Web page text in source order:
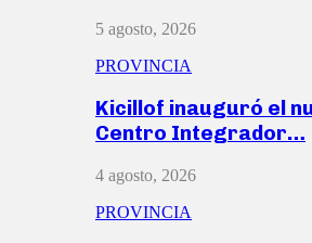
5 agosto, 2026
PROVINCIA
Kicillof inauguró el
Centro Integrador…
4 agosto, 2026
PROVINCIA